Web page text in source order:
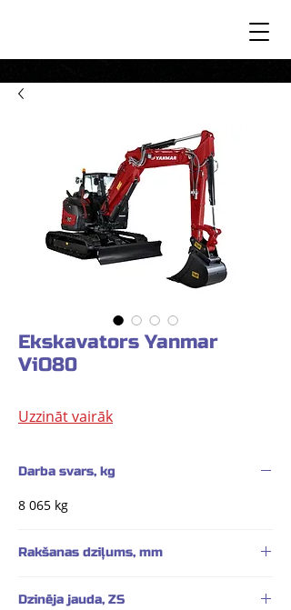
Ekskavators Yanmar
ViO80
Uzzināt vairāk
Darba svars, kg
8 065 kg
Rakšanas dziļums, mm
Dzinēja jauda, ZS